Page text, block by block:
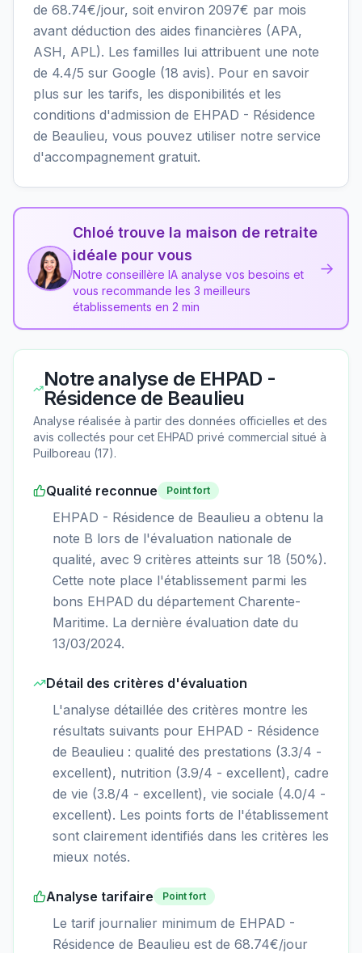
de 68.74€/jour, soit environ 2097€ par mois
avant déduction des aides financières (APA,
ASH, APL). Les familles lui attribuent une note
de 4.4/5 sur Google (18 avis). Pour en savoir
plus sur les tarifs, les disponibilités et les
conditions d'admission de EHPAD - Résidence
de Beaulieu, vous pouvez utiliser notre service
d'accompagnement gratuit.
Chloé trouve la maison de retraite
idéale pour vous
Notre conseillère IA analyse vos besoins et
vous recommande les 3 meilleurs
établissements en 2 min
→
Notre analyse de EHPAD -
Résidence de Beaulieu
Analyse réalisée à partir des données officielles et des
avis collectés pour cet EHPAD privé commercial situé à
Puilboreau (17).
Qualité reconnue Point fort
EHPAD - Résidence de Beaulieu a obtenu la
note B lors de l'évaluation nationale de
qualité, avec 9 critères atteints sur 18 (50%).
Cette note place l'établissement parmi les
bons EHPAD du département Charente-
Maritime. La dernière évaluation date du
13/03/2024.
Détail des critères d'évaluation
L'analyse détaillée des critères montre les
résultats suivants pour EHPAD - Résidence
de Beaulieu : qualité des prestations (3.3/4 -
excellent), nutrition (3.9/4 - excellent), cadre
de vie (3.8/4 - excellent), vie sociale (4.0/4 -
excellent). Les points forts de l'établissement
sont clairement identifiés dans les critères les
mieux notés.
Analyse tarifaire Point fort
Le tarif journalier minimum de EHPAD -
Résidence de Beaulieu est de 68.74€/jour